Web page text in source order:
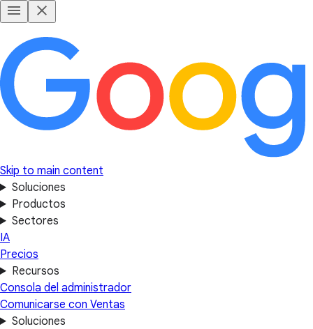
Skip to main content
Soluciones
Productos
Sectores
IA
Precios
Recursos
Consola del administrador
Comunicarse con Ventas
Soluciones